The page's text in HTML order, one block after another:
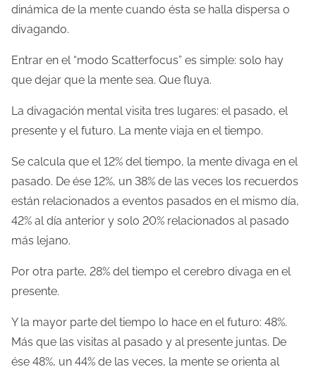
dinámica de la mente cuando ésta se halla dispersa o
divagando.
Entrar en el “modo Scatterfocus” es simple: solo hay
que dejar que la mente sea. Que fluya.
La divagación mental visita tres lugares: el pasado, el
presente y el futuro. La mente viaja en el tiempo.
Se calcula que el 12% del tiempo, la mente divaga en el
pasado. De ése 12%, un 38% de las veces los recuerdos
están relacionados a eventos pasados en el mismo día,
42% al día anterior y solo 20% relacionados al pasado
más lejano.
Por otra parte, 28% del tiempo el cerebro divaga en el
presente.
Y la mayor parte del tiempo lo hace en el futuro: 48%.
Más que las visitas al pasado y al presente juntas. De
ése 48%, un 44% de las veces, la mente se orienta al